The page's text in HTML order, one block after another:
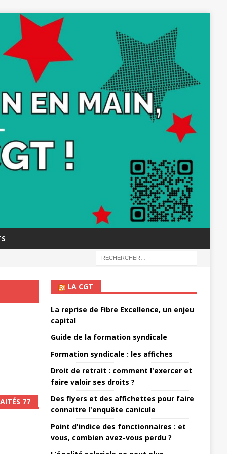
77
LA CGT
La reprise de Fibre Excellence, un enjeu
capital
Guide de la formation syndicale
Formation syndicale : les affiches
Droit de retrait : comment l'exercer et
faire valoir ses droits ?
Des flyers et des affichettes pour faire
connaitre l'enquête canicule
Point d'indice des fonctionnaires : et
vous, combien avez-vous perdu ?